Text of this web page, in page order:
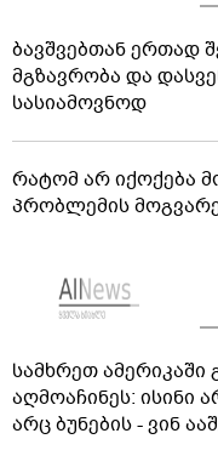
ბავშვებთან ერთად
მგზავრობა და
სასიამოვნოდ
რატომ არ იქოქება
პრობლემის
სამხრეთ ამერიკაში
აღმოაჩინეს: ისინი
არც ბუნების - ვინ